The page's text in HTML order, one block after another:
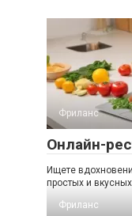
Фриланс
Онлайн-
Ищете
простых и
Фриланс